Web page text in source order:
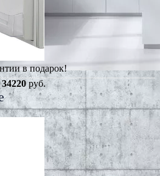
в подарок!
34220руб.